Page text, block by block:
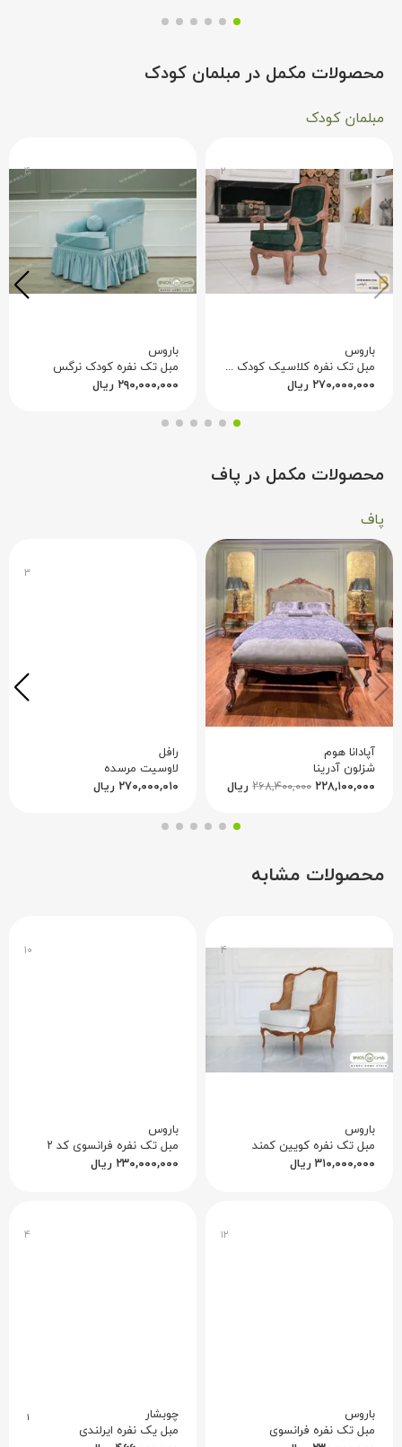
محصولات مکمل در مبلمان کودک
مبلمان کودک
۲
باروس
مبل تک نفره کلاسیک کودک مدل مارینا
۲۷۰,۰۰۰,۰۰۰ ریال
۴
باروس
مبل تک نفره کودک نرگس
۲۹۰,۰۰۰,۰۰۰ ریال
محصولات مکمل در پاف
پاف
آپادانا هوم
شزلون آدرینا
۲۶۸,۴۰۰,۰۰۰ ۲۲۸,۱۰۰,۰۰۰ ریال
۳
رافل
لاوسیت مرسده
۲۷۰,۰۰۰,۰۱۰ ریال
محصولات مشابه
۴
باروس
مبل تک نفره کویین کمند
۳۱۰,۰۰۰,۰۰۰ ریال
۱۰
باروس
مبل تک نفره فرانسوی کد ۲
۲۳۰,۰۰۰,۰۰۰ ریال
۱۲
باروس
مبل تک نفره فرانسوی
۴
چوبشار ۱
مبل یک نفره ایرلندی